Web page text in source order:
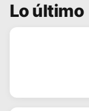
Lo último